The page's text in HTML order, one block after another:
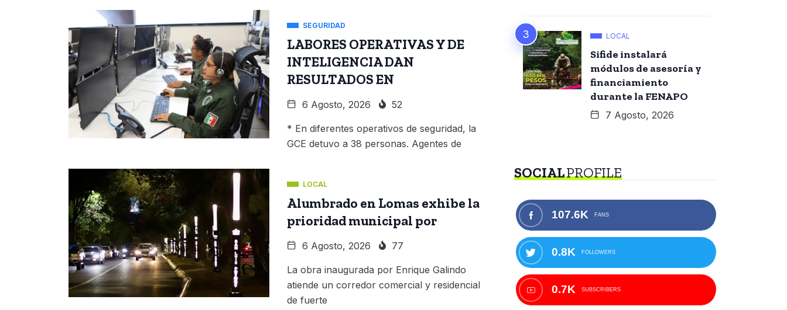
SEGURIDAD
LABORES OPERATIVAS Y DE
INTELIGENCIA DAN
RESULTADOS EN
6 Agosto, 2026 52
* En diferentes operativos de seguridad, la
GCE detuvo a 38 personas. Agentes de
LOCAL
Alumbrado en Lomas exhibe la
prioridad municipal por
6 Agosto, 2026 77
La obra inaugurada por Enrique Galindo
atiende un corredor comercial y residencial
de fuerte
LOCAL
Sifide instalará
módulos de asesoría y
financiamiento
durante la FENAPO
7 Agosto, 2026
SOCIALPROFILE
107.6K FANS
0.8K FOLLOWERS
0.7K SUBSCRIBERS